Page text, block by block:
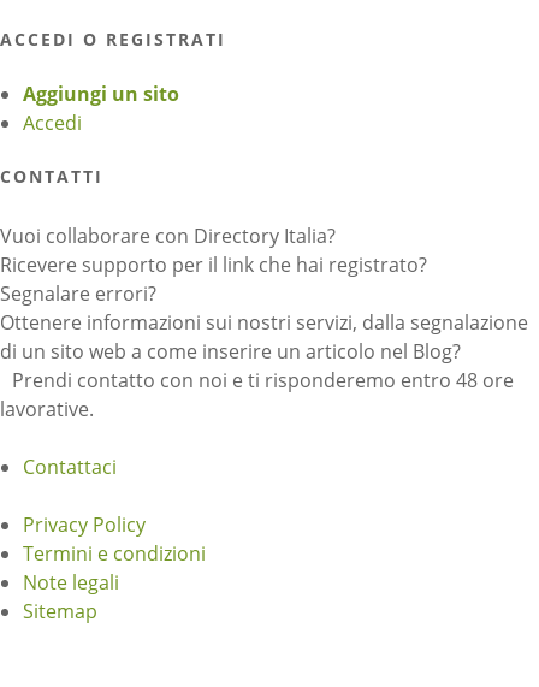
ACCEDI O REGISTRATI
Aggiungi un sito
Accedi
CONTATTI
Vuoi collaborare con Directory Italia?
Ricevere supporto per il link che hai registrato?
Segnalare errori?
Ottenere informazioni sui nostri servizi, dalla segnalazione
di un sito web a come inserire un articolo nel Blog?
Prendi contatto con noi e ti risponderemo entro 48 ore
lavorative.
Contattaci
Privacy Policy
Termini e condizioni
Note legali
Sitemap